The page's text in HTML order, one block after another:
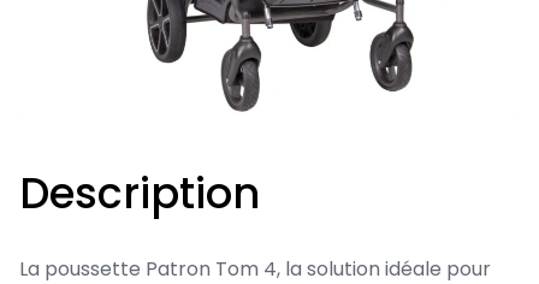
Description
La poussette Patron Tom 4, la solution idéale pour